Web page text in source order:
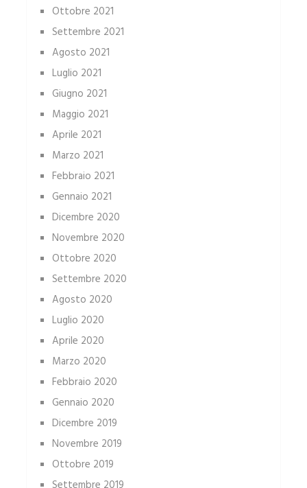
Ottobre 2021
Settembre 2021
Agosto 2021
Luglio 2021
Giugno 2021
Maggio 2021
Aprile 2021
Marzo 2021
Febbraio 2021
Gennaio 2021
Dicembre 2020
Novembre 2020
Ottobre 2020
Settembre 2020
Agosto 2020
Luglio 2020
Aprile 2020
Marzo 2020
Febbraio 2020
Gennaio 2020
Dicembre 2019
Novembre 2019
Ottobre 2019